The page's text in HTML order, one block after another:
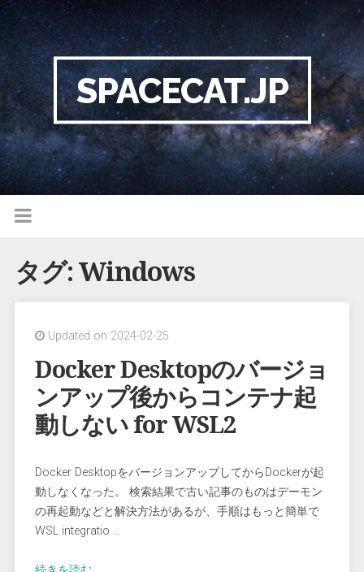
SPACECAT.JP
タグ: Windows
Updated on 2024-02-25
Docker Desktopのバージョ
ンアップ後からコンテナ起
動しない for WSL2
Docker DesktopをバージョンアップしてからDockerが起
動しなくなった。 検索結果で古い記事のものはデーモン
の再起動などと解決方法があるが、手順はもっと簡単で
WSL integratio …
“Docker